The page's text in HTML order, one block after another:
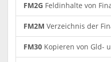
FM2G Feldinhalte von
FM2M Verzeichnis der
FM30 Kopieren von Gld-